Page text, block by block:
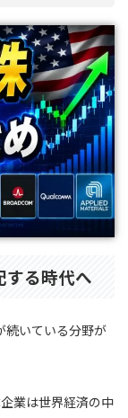
る時代へ
続いている分野が
業は世界経済の中